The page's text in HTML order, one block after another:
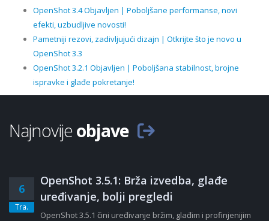
OpenShot 3.4 Objavljen | Poboljšane performanse, novi
efekti, uzbudljive novosti!
Pametniji rezovi, zadivljujući dizajn | Otkrijte što je novo u
OpenShot 3.3
OpenShot 3.2.1 Objavljen | Poboljšana stabilnost, brojne
ispravke i glađe pokretanje!
Najnovijeobjave
6
Tra.
OpenShot 3.5.1: Brža izvedba, glađe
uređivanje, bolji pregledi
OpenShot 3.5.1 čini uređivanje bržim, glađim i profinjenijim